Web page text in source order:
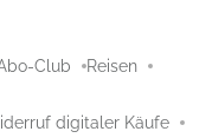
Club Reisen
digitaler Käufe